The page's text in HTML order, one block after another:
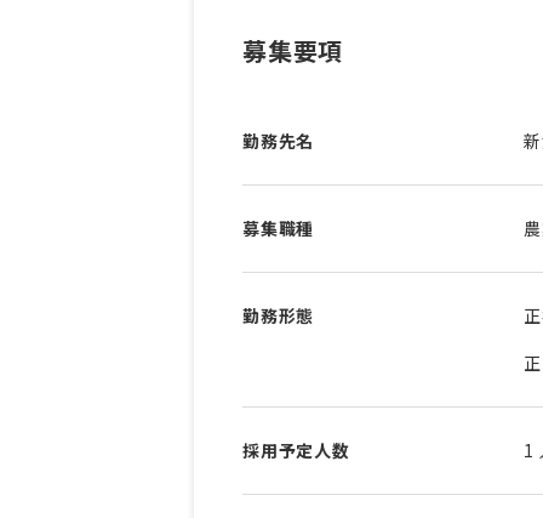
募集要項
勤務先名
募集職種
勤務形態
採用予定人数 1